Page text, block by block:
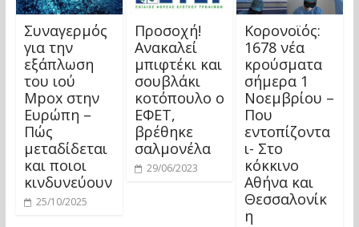
Συναγερμός
για την
εξάπλωση
του ιού
Mpox στην
Ευρώπη –
Πώς
μεταδίδεται
και ποιοι
κινδυνεύουν
25/10/2025
Προσοχή!
Ανακαλεί
μπιφτέκι και
σουβλάκι
κοτόπουλο ο
ΕΦΕΤ,
βρέθηκε
σαλμονέλα
29/06/2023
Κορονοϊός:
1678 νέα
κρούσματα
σήμερα 1
Νοεμβρίου –
Που
εντοπίζοντα
ι- Στο
κόκκινο
Αθήνα και
Θεσσαλονίκ
η